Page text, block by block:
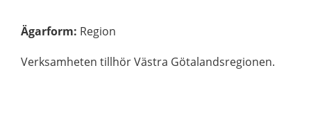
Ägarform: Region
Verksamheten tillhör Västra Götalandsregionen.